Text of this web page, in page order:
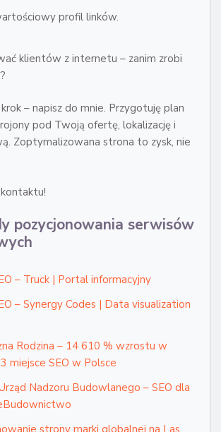
profil linków.
klientów z internetu – zanim zrobi
– napisz do mnie. Przygotuję plan
pod Twoją ofertę, lokalizację i
Zoptymalizowana strona to zysk, nie
pozycjonowania serwisów
– Truck | Portal informacyjny
– Synergy Codes | Data visualization
Rodzina – 14 610 % wzrostu w
miejsce SEO w Polsce
Nadzoru Budowlanego – SEO dla
strony marki globalnej na Las